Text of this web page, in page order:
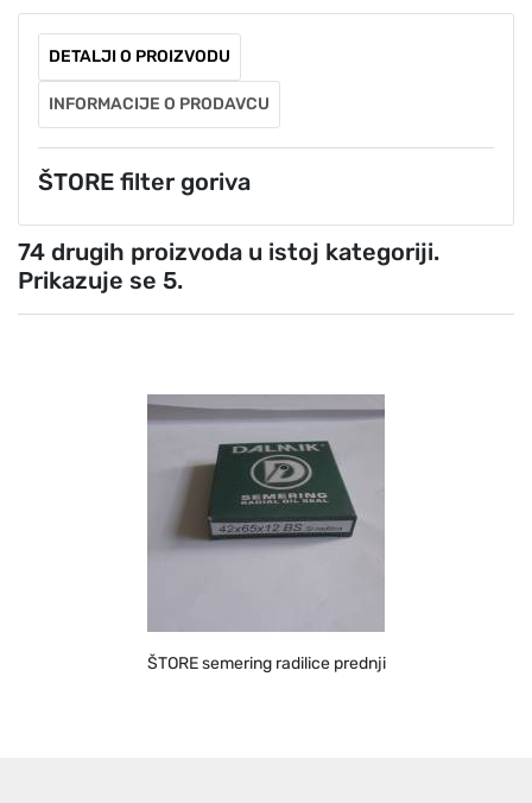
DETALJI O PROIZVODU
INFORMACIJE O PRODAVCU
ŠTORE filter goriva
74 drugih proizvoda u istoj kategoriji.
Prikazuje se 5.
ŠTORE semering radilice prednji